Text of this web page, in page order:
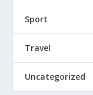
Sport
Travel
Uncategorized